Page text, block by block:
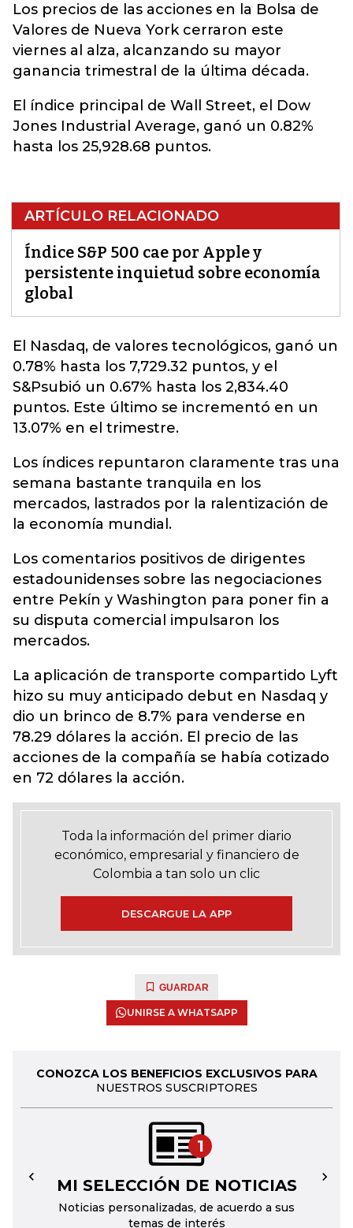
Los precios de las acciones en la Bolsa de
Valores de Nueva York cerraron este
viernes al alza, alcanzando su mayor
ganancia trimestral de la última década.
El índice principal de Wall Street, el Dow
Jones Industrial Average, ganó un 0.82%
hasta los 25,928.68 puntos.
ARTÍCULO RELACIONADO
Índice S&P 500 cae por Apple y
persistente inquietud sobre economía
global
El Nasdaq, de valores tecnológicos, ganó un
0.78% hasta los 7,729.32 puntos, y el
S&Psubió un 0.67% hasta los 2,834.40
puntos. Este último se incrementó en un
13.07% en el trimestre.
Los índices repuntaron claramente tras una
semana bastante tranquila en los
mercados, lastrados por la ralentización de
la economía mundial.
Los comentarios positivos de dirigentes
estadounidenses sobre las negociaciones
entre Pekín y Washington para poner fin a
su disputa comercial impulsaron los
mercados.
La aplicación de transporte compartido Lyft
hizo su muy anticipado debut en Nasdaq y
dio un brinco de 8.7% para venderse en
78.29 dólares la acción. El precio de las
acciones de la compañía se había cotizado
en 72 dólares la acción.
Toda la información del primer diario
económico, empresarial y financiero de
Colombia a tan solo un clic
DESCARGUE LA APP
GUARDAR
UNIRSE A WHATSAPP
CONOZCA LOS BENEFICIOS EXCLUSIVOS PARA
NUESTROS SUSCRIPTORES
1
MI SELECCIÓN DE NOTICIAS
Noticias personalizadas, de acuerdo a sus
temas de interés
← →